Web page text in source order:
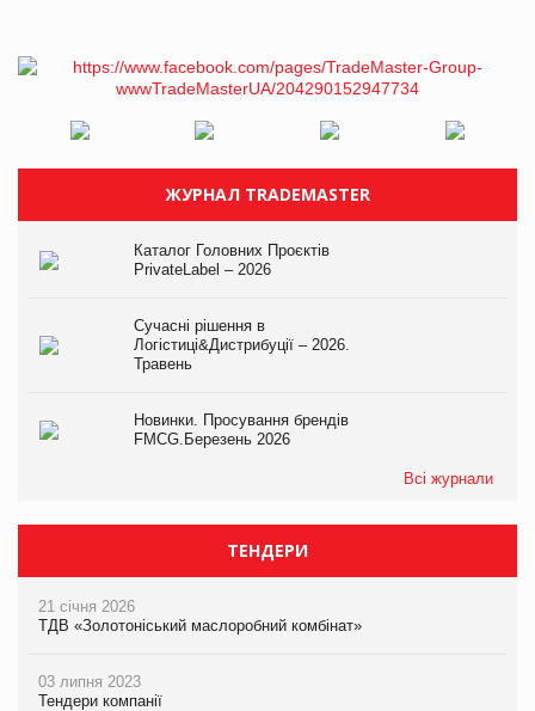
ЖУРНАЛ TRADEMASTER
Каталог Головних Проєктів
PrivateLabel – 2026
Сучасні рішення в
Логістиці&Дистрибуції – 2026.
Травень
Новинки. Просування брендів
FMCG.Березень 2026
Всі журнали
ТЕНДЕРИ
21 січня 2026
ТДВ «Золотоніський маслоробний комбінат»
03 липня 2023
Тендери компанії